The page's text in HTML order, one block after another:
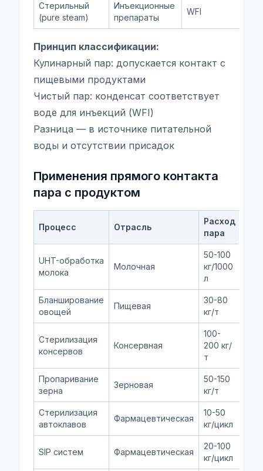
Стерильный
(pure steam)
Инъекционные
препараты
WFI
Принцип классификации:
Кулинарный пар: допускается контакт с
пищевыми продуктами
Чистый пар: конденсат соответствует
воде для инъекций (WFI)
Разница — в источнике питательной
воды и отсутствии присадок
Применения прямого контакта
пара с продуктом
Процесс Отрасль
Расход
пара
UHT-обработка
молока
Молочная
50-100
кг/1000
л
Бланширование
овощей
Пищевая
30-80
кг/т
Стерилизация
консервов
Консервная
100-
200 кг/
т
Пропаривание
зерна
Зерновая
50-150
кг/т
Стерилизация
автоклавов
Фармацевтическая
10-50
кг/цикл
SIP систем Фармацевтическая
20-100
кг/цикл